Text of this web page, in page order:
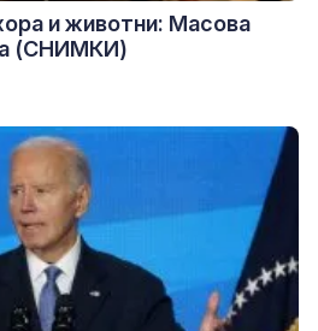
и животни: Масова
(СНИМКИ)